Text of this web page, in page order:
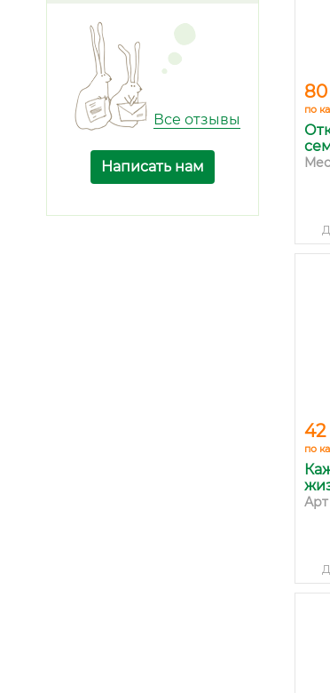
Все отзывы
Написать нам
по
по